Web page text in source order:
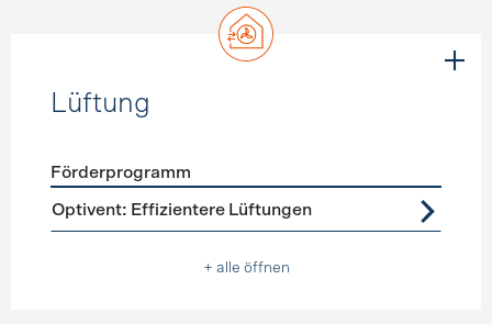
Lüftung
Förderprogramme Lüftung
Förderprogramm
Optivent: Effizientere Lüftungen
+ alle öffnen